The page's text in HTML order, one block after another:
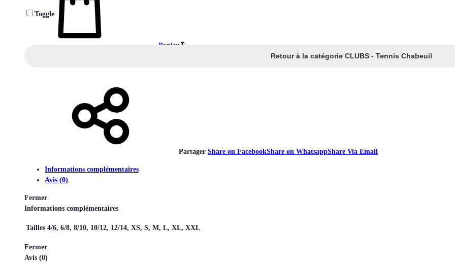
Panier 0
Toggle
Retour à la catégorie CLUBS - Tennis Chabeuil
Partager Share on FacebookShare on WhatsappShare Via Email
Informations complémentaires
Avis (0)
Fermer
Informations complémentaires
Tailles 4/6, 6/8, 8/10, 10/12, 12/14, XS, S, M, L, XL, XXL
Fermer
Avis (0)